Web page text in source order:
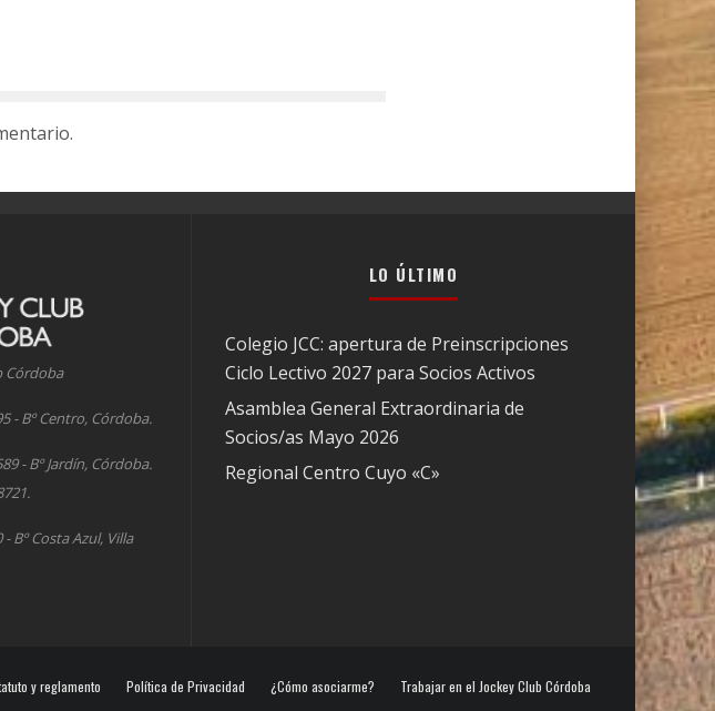
Córdoba
- Bº Centro, Córdoba.
- Bº Jardín, Córdoba.
- Bº Costa Azul, Villa
LO ÚLTIMO
Colegio JCC: apertura de Preinscripciones
Ciclo Lectivo 2027 para Socios Activos
Asamblea General Extraordinaria de
Socios/as Mayo 2026
Regional Centro Cuyo «C»
y reglamento Política de Privacidad ¿Cómo asociarme? Trabajar en el Jockey Club Córdoba